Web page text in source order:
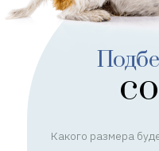
Какого размера